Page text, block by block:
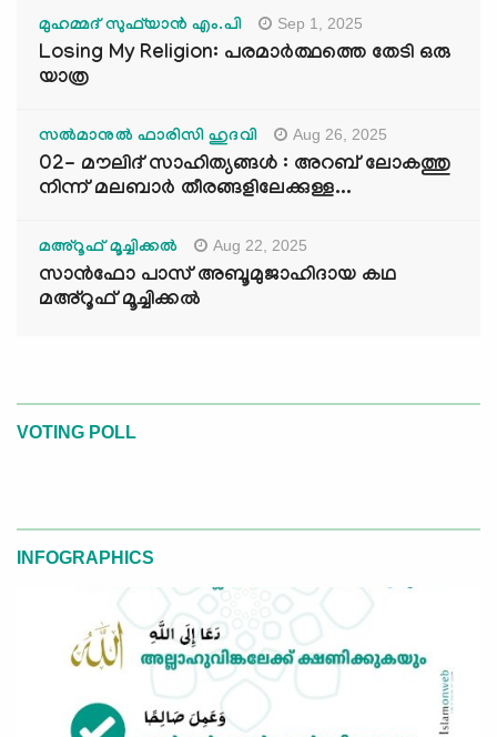
മുഹമ്മദ് സുഫ്‌യാൻ എം.പി Sep 1, 2025
Losing My Religion: പരമാർത്ഥത്തെ തേടി ഒരു
യാത്ര
സൽമാനുൽ ഫാരിസി ഹുദവി Aug 26, 2025
02- മൗലിദ് സാഹിത്യങ്ങൾ : അറബ് ലോകത്തു
നിന്ന് മലബാർ തീരങ്ങളിലേക്കുള്ള...
മഅ്റൂഫ് മൂച്ചിക്കല്‍ Aug 22, 2025
സാൻഫോ പാസ് അബൂമുജാഹിദായ കഥ
മഅ്റൂഫ് മൂച്ചിക്കല്‍
VOTING POLL
INFOGRAPHICS